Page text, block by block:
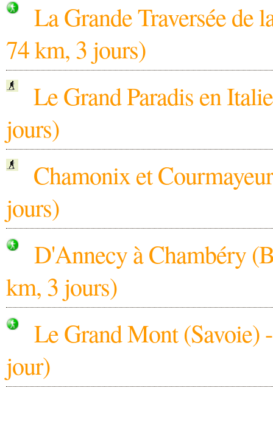
La Grande Traversée de
74 km, 3 jours)
Le Grand Paradis en
jours)
Chamonix et
jours)
D'Annecy à Chambéry
km, 3 jours)
Le Grand Mont (Savoie)
jour)